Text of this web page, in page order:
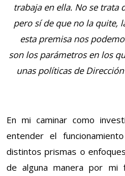
trabaja en ella. No se trata
pero sí de que no la quite,
esta premisa nos
son los parámetros en los
unas políticas de
En mi caminar como
entender el
distintos prismas o
de alguna manera por mi